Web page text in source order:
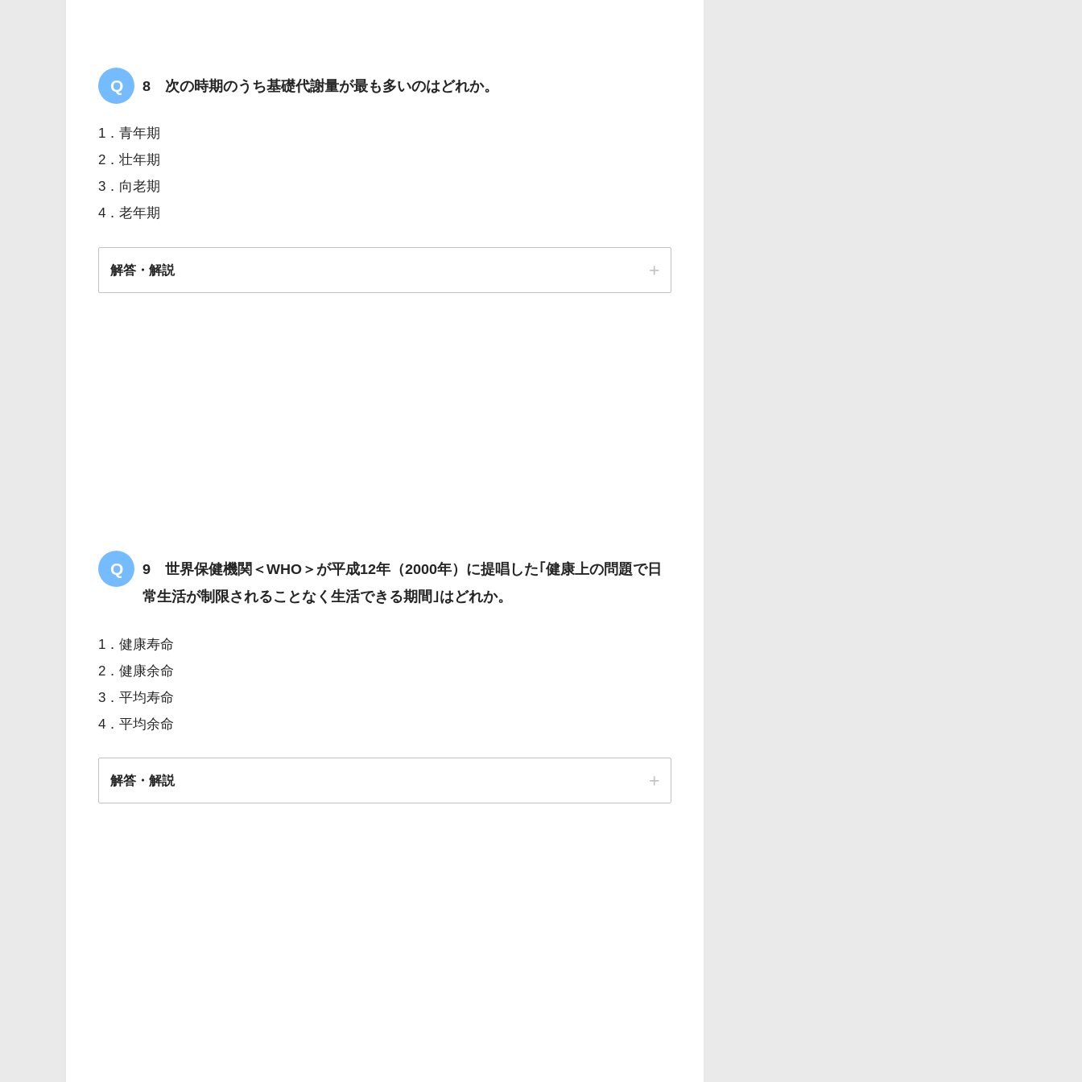
8 次の時期のうち基礎代謝量が最も多いのはどれか。
1．青年期
2．壮年期
3．向老期
4．老年期
解答・解説
9 世界保健機関＜WHO＞が平成12年（2000年）に提唱した｢健康上の問題で日
常生活が制限されることなく生活できる期間｣はどれか。
1．健康寿命
2．健康余命
3．平均寿命
4．平均余命
解答・解説